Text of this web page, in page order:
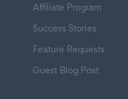
Affiliate Program
Success Stories
Feature Requests
Guest Blog Post